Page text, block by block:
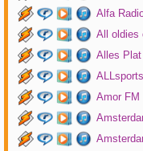
Alfa
All oldies
Alles Plat
Amor FM